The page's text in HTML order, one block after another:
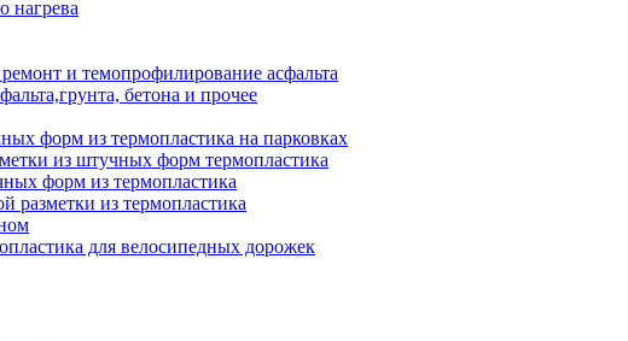
нагрева
и темопрофилирование асфальта
бетона и прочее
форм из термопластика на парковках
из штучных форм термопластика
форм из термопластика
разметки из термопластика
для велосипедных дорожек